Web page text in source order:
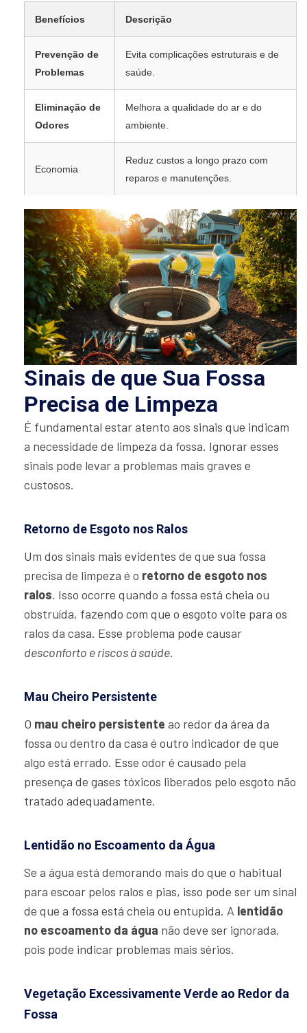
Benefícios Descrição
Prevenção de
Problemas
Evita complicações estruturais e de
saúde.
Eliminação de
Odores
Melhora a qualidade do ar e do
ambiente.
Economia
Reduz custos a longo prazo com
reparos e manutenções.
Sinais de que Sua Fossa
Precisa de Limpeza
É fundamental estar atento aos sinais que indicam
a necessidade de limpeza da fossa. Ignorar esses
sinais pode levar a problemas mais graves e
custosos.
Retorno de Esgoto nos Ralos
Um dos sinais mais evidentes de que sua fossa
precisa de limpeza é o retorno de esgoto nos
ralos. Isso ocorre quando a fossa está cheia ou
obstruída, fazendo com que o esgoto volte para os
ralos da casa. Esse problema pode causar
desconforto e riscos à saúde.
Mau Cheiro Persistente
O mau cheiro persistente ao redor da área da
fossa ou dentro da casa é outro indicador de que
algo está errado. Esse odor é causado pela
presença de gases tóxicos liberados pelo esgoto não
tratado adequadamente.
Lentidão no Escoamento da Água
Se a água está demorando mais do que o habitual
para escoar pelos ralos e pias, isso pode ser um sinal
de que a fossa está cheia ou entupida. A lentidão
no escoamento da água não deve ser ignorada,
pois pode indicar problemas mais sérios.
Vegetação Excessivamente Verde ao Redor da
Fossa